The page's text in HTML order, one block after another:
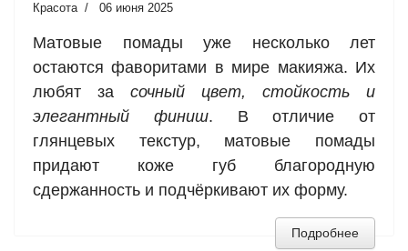
Красота 06 июня 2025
Матовые помады уже несколько лет
остаются фаворитами в мире макияжа. Их
любят за сочный цвет, стойкость и
элегантный финиш. В отличие от
глянцевых текстур, матовые помады
придают коже губ благородную
сдержанность и подчёркивают их форму.
Подробнее